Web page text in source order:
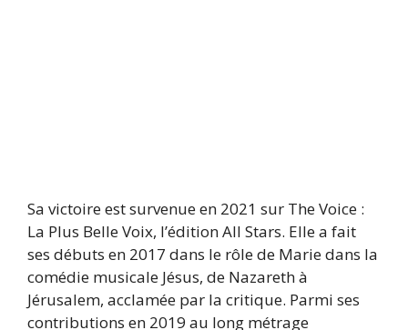
Sa victoire est survenue en 2021 sur The Voice :
La Plus Belle Voix, l’édition All Stars. Elle a fait
ses débuts en 2017 dans le rôle de Marie dans la
comédie musicale Jésus, de Nazareth à
Jérusalem, acclamée par la critique. Parmi ses
contributions en 2019 au long métrage